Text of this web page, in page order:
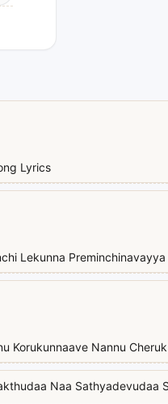
Lyrics
Preminchinavayya
Korukunnaave Nannu
Naa Sathyadevudaa